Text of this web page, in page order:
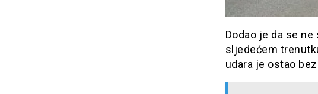
Dodao je da se
sljedećem
udara je ostao bez